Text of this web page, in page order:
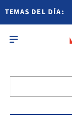
TEMAS DEL DÍA: